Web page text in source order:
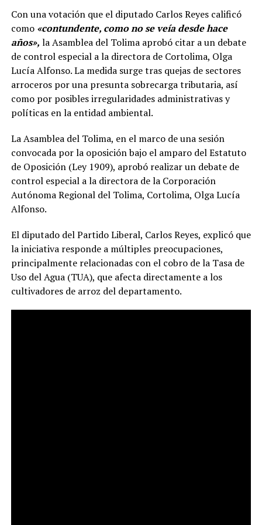
Con una votación que el diputado Carlos Reyes calificó
como «contundente, como no se veía desde hace
años», la Asamblea del Tolima aprobó citar a un debate
de control especial a la directora de Cortolima, Olga
Lucía Alfonso. La medida surge tras quejas de sectores
arroceros por una presunta sobrecarga tributaria, así
como por posibles irregularidades administrativas y
políticas en la entidad ambiental.
La Asamblea del Tolima, en el marco de una sesión
convocada por la oposición bajo el amparo del Estatuto
de Oposición (Ley 1909), aprobó realizar un debate de
control especial a la directora de la Corporación
Autónoma Regional del Tolima, Cortolima, Olga Lucía
Alfonso.
El diputado del Partido Liberal, Carlos Reyes, explicó que
la iniciativa responde a múltiples preocupaciones,
principalmente relacionadas con el cobro de la Tasa de
Uso del Agua (TUA), que afecta directamente a los
cultivadores de arroz del departamento.